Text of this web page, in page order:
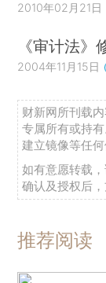
2010年02月21日
《审计法》
2004年11月15日
财新网所刊载
专属所有或持
建立镜像等任何
如有意愿转载
确认及授权后，
推荐阅读